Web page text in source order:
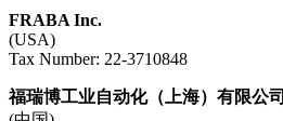
FRABA Inc.
(USA)
Tax Number: 22-3710848
福瑞博工业自动化（上海）有限公司